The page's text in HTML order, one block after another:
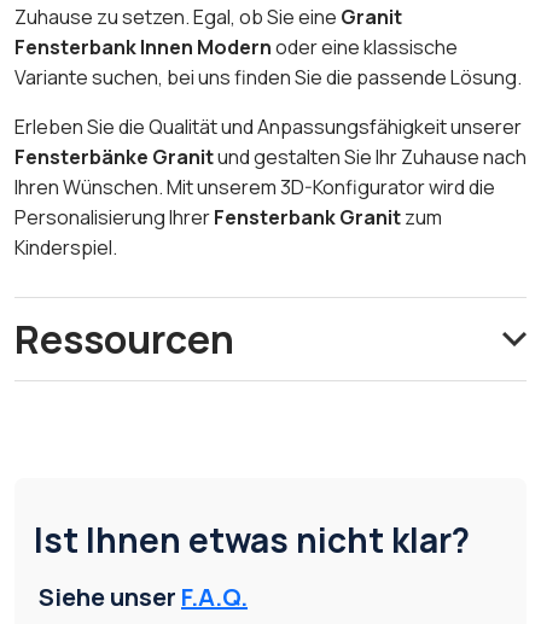
Zuhause zu setzen. Egal, ob Sie eine Granit
Fensterbank Innen Modernoder eine klassische
Variante suchen, bei uns finden Sie die passende Lösung.
Erleben Sie die Qualität und Anpassungsfähigkeit unserer
Fensterbänke Granitund gestalten Sie Ihr Zuhause nach
Ihren Wünschen. Mit unserem 3D-Konfigurator wird die
Personalisierung IhrerFensterbank Granitzum
Kinderspiel.
Ressourcen
Ist Ihnen etwas nicht klar?
Siehe unser F.A.Q.